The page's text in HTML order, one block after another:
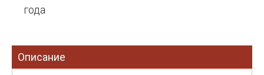
года
Описание